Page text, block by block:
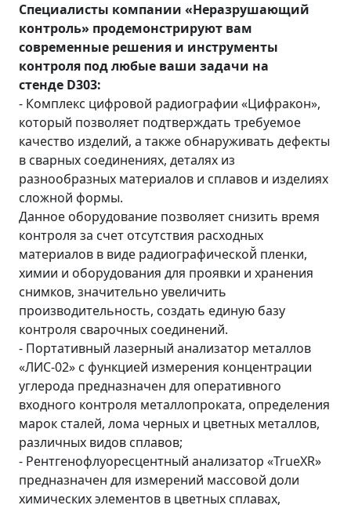
Специалисты компании «Неразрушающий
контроль» продемонстрируют вам
современные решения и инструменты
контроля под любые ваши задачи на
стенде D303:
- Комплекс цифровой радиографии «Цифракон»,
который позволяет подтверждать требуемое
качество изделий, а также обнаруживать дефекты
в сварных соединениях, деталях из
разнообразных материалов и сплавов и изделиях
сложной формы.
Данное оборудование позволяет снизить время
контроля за счет отсутствия расходных
материалов в виде радиографической̆ пленки,
химии и оборудования для проявки и хранения
снимков, значительно увеличить
производительность, создать единую базу
контроля сварочных соединений.
- Портативный лазерный анализатор металлов
«ЛИС-02» с функцией измерения концентрации
углерода предназначен для оперативного
входного контроля металлопроката, определения
марок сталей, лома черных и цветных металлов,
различных видов сплавов;
- Рентгенофлуоресцентный анализатор «TrueXR»
предназначен для измерений массовой доли
химических элементов в цветных сплавах,